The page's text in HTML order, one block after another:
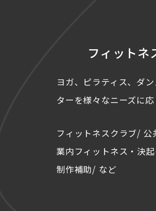
フィットネ
ヨガ、ピラティス、ダ
ターを様々なニーズに応
フィットネスクラブ/
業内フィットネス・決
制作補助/ など